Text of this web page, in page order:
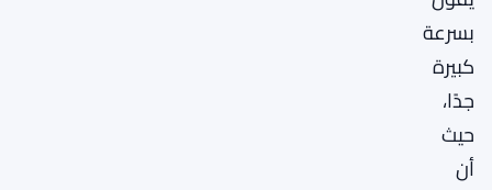
بسرعة
كبيرة
جدًا،
حيث
أن